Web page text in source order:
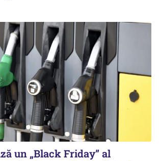
un „Black Friday” al